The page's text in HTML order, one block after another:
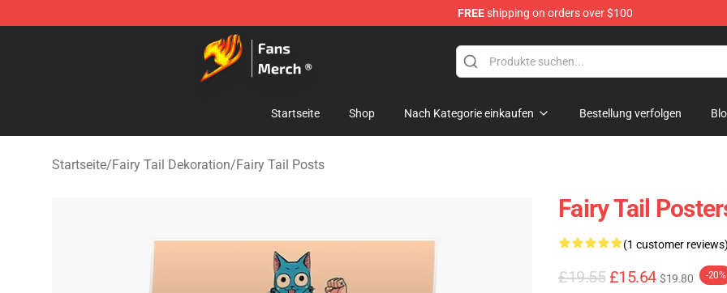
FREEshipping on orders over $100
Fairy Tail Store - Official Fairy Tail Merchandise Shop
Startseite Shop Nach Kategorie einkaufen Bestellung verfolgen
Startseite/Fairy Tail Dekoration/Fairy Tail Posts
Fairy Tail
(1 customer reviews)
£19.55 £15.64 $19.80 -20%